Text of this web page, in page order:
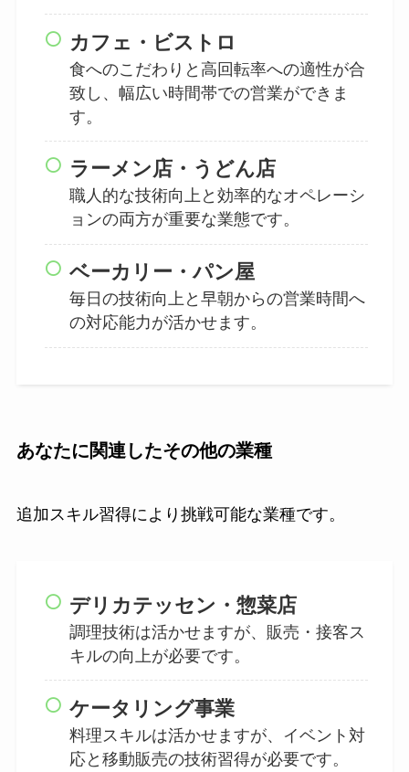
カフェ・ビストロ
食へのこだわりと高回転率への適性が合
致し、幅広い時間帯での営業ができま
す。
ラーメン店・うどん店
職人的な技術向上と効率的なオペレーシ
ョンの両方が重要な業態です。
ベーカリー・パン屋
毎日の技術向上と早朝からの営業時間へ
の対応能力が活かせます。
あなたに関連したその他の業種
追加スキル習得により挑戦可能な業種です。
デリカテッセン・惣菜店
調理技術は活かせますが、販売・接客ス
キルの向上が必要です。
ケータリング事業
料理スキルは活かせますが、イベント対
応と移動販売の技術習得が必要です。